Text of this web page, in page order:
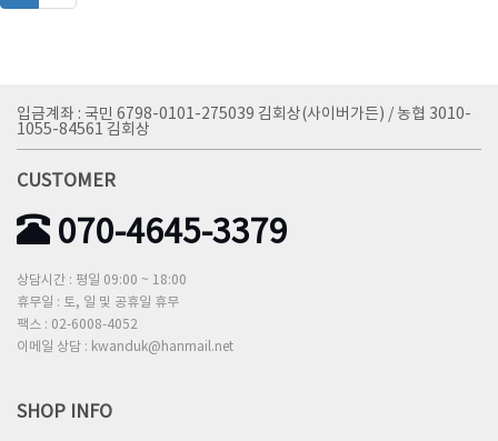
입금계좌 : 국민 6798-0101-275039 김회상(사이버가든) / 농협 3010-
1055-84561 김회상
CUSTOMER
070-4645-3379
상담시간 : 평일 09:00 ~ 18:00
휴무일 : 토, 일 및 공휴일 휴무
팩스 : 02-6008-4052
이메일 상담 : kwanduk@hanmail.net
SHOP INFO